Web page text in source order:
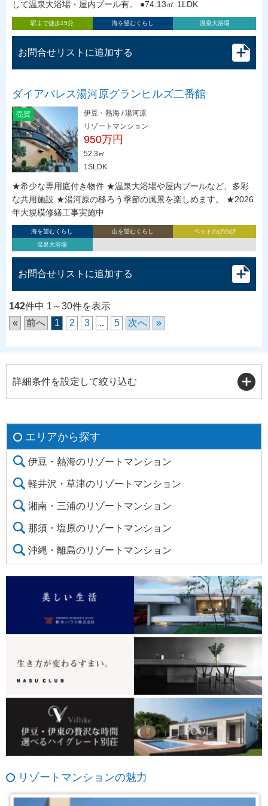
して温泉大浴場・屋内プール有。 ●74.13㎡ 1LDK
駅まで徒歩15分 海を望むくらし 温泉大浴場
お問合せリストに追加する
ダイアパレス湯河原グランヒルズ二番館
売買
伊豆・熱海 / 湯河原
リゾートマンション
950万円
52.3㎡
1SLDK
★希少な専用庭付き物件 ★温泉大浴場や屋内プールなど、多彩
な共用施設 ★湯河原の移ろう季節の風景を楽しめます。 ★2026
年大規模修繕工事実施中
海を望むくらし 山を望むくらし
ペットのびのび
温泉大浴場
お問合せリストに追加する
142件中 1～30件を表示
«
前へ 1 2 3 .. 5 次へ »
詳細条件を設定して絞り込む
エリアから探す
伊豆・熱海のリゾートマンション
軽井沢・草津のリゾートマンション
湘南・三浦のリゾートマンション
那須・塩原のリゾートマンション
沖縄・離島のリゾートマンション
リゾートマンションの魅力